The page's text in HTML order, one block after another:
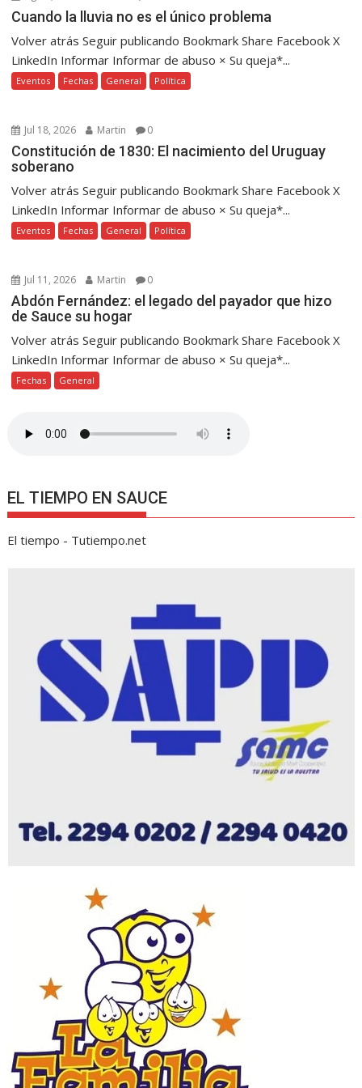
Cuando la lluvia no es el único problema
Volver atrás Seguir publicando Bookmark Share Facebook X
LinkedIn Informar Informar de abuso × Su queja*...
Eventos Fechas General Política
Jul 18, 2026 Martin 0
Constitución de 1830: El nacimiento del Uruguay
soberano
Volver atrás Seguir publicando Bookmark Share Facebook X
LinkedIn Informar Informar de abuso × Su queja*...
Eventos Fechas General Política
Jul 11, 2026 Martin 0
Abdón Fernández: el legado del payador que hizo
de Sauce su hogar
Volver atrás Seguir publicando Bookmark Share Facebook X
LinkedIn Informar Informar de abuso × Su queja*...
Fechas General
EL TIEMPO EN SAUCE
El tiempo - Tutiempo.net